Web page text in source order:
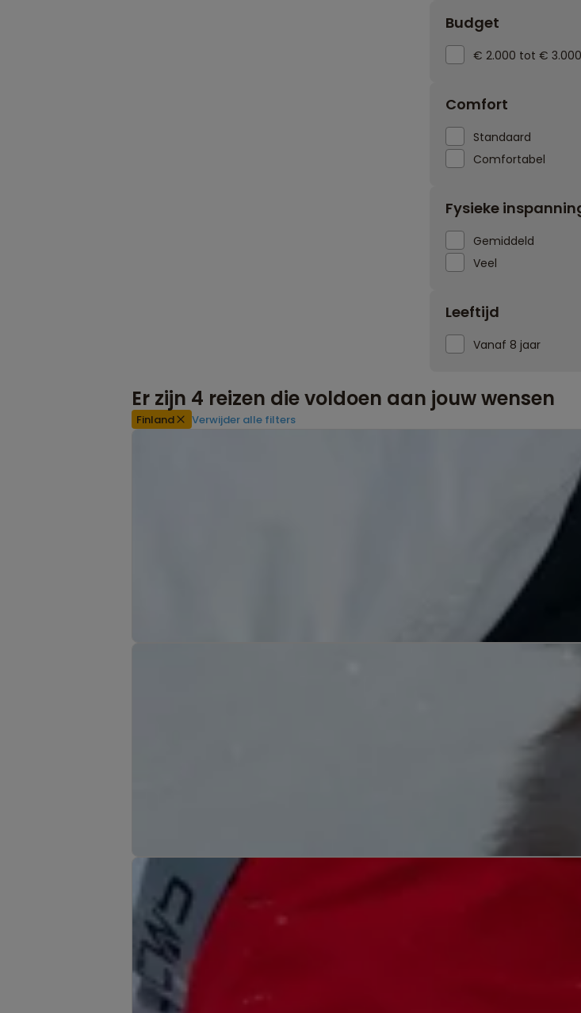
Budget
€ 2.000 tot € 3.000
Comfort
Standaard
Comfortabel
Fysieke
Gemiddeld
Veel
Leeftijd
Vanaf 8 jaar
Er zijn 4 reizen die voldoen aan jouw wensen
Finland Verwijder alle filters